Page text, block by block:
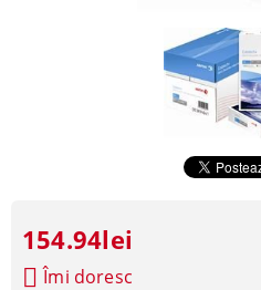
154.94lei
Îmi doresc